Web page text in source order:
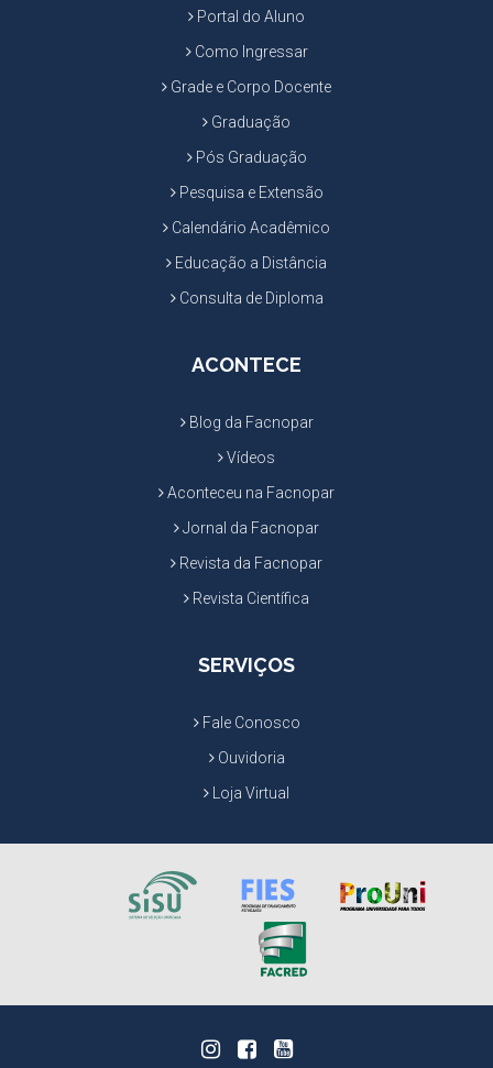
Portal do Aluno
Como Ingressar
Grade e Corpo Docente
Graduação
Pós Graduação
Pesquisa e Extensão
Calendário Acadêmico
Educação a Distância
Consulta de Diploma
ACONTECE
Blog da Facnopar
Vídeos
Aconteceu na Facnopar
Jornal da Facnopar
Revista da Facnopar
Revista Científica
SERVIÇOS
Fale Conosco
Ouvidoria
Loja Virtual